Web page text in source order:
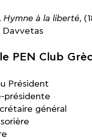
Hymne à la liberté,
Davvetas
PEN Club
Président
présidente
général